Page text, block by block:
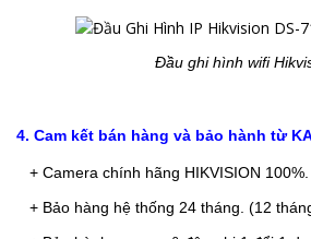
Đầu ghi hình wifi
4. Cam kết bán hàng và bảo hành từ
+ Camera chính hãng HIKVISION 100%
+ Bảo hàng hệ thống 24 tháng. (12